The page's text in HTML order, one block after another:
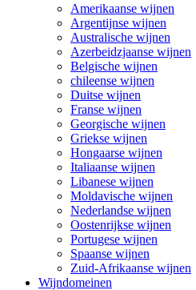
Amerikaanse wijnen
Argentijnse wijnen
Australische wijnen
Azerbeidzjaanse wijnen
Belgische wijnen
chileense wijnen
Duitse wijnen
Franse wijnen
Georgische wijnen
Griekse wijnen
Hongaarse wijnen
Italiaanse wijnen
Libanese wijnen
Moldavische wijnen
Nederlandse wijnen
Oostenrijkse wijnen
Portugese wijnen
Spaanse wijnen
Zuid-Afrikaanse wijnen
Wijndomeinen